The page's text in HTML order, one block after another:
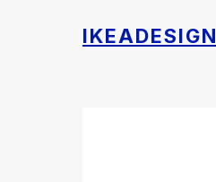
IKEADESIGN